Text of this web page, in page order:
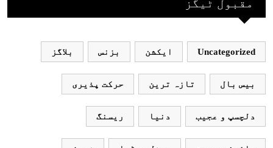
بھارتی ٹیم پاکستانمقبول ٹیگز
Uncategorized ایکشن بزنس بلاگز
بیس بال تازہ ترین حرکت پذیری
دلچسپ و عجیب دنیا ریسنگ